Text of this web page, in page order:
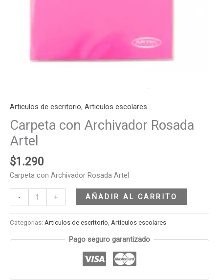
Articulos de escritorio, Articulos escolares
Carpeta con Archivador Rosada
Artel
$1.290
Carpeta con Archivador Rosada Artel
- + AÑADIR AL CARRITO
Categorías: Articulos de escritorio Articulos escolares
Pago seguro garantizado